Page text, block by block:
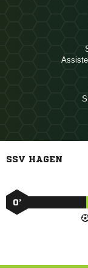
SSV HAGEN
0’